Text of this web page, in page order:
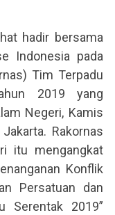
hadir bersama
Indonesia pada
Tim Terpadu
2019 yang
Negeri, Kamis
Rakornas
itu mengangkat
Konflik
Persatuan dan
Serentak 2019”